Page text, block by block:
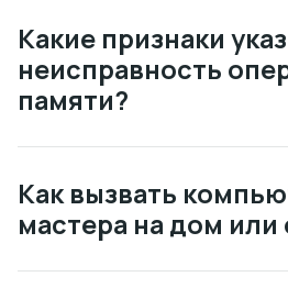
Какие признаки
неисправность
памяти?
Как вызвать
мастера на дом или